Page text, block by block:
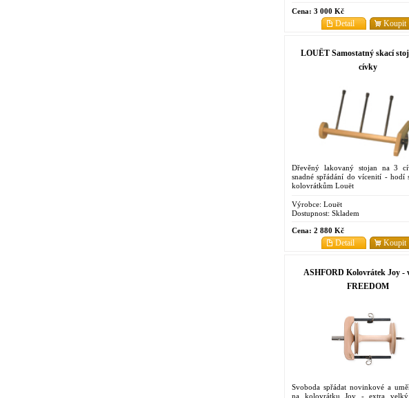
Cena: 3 000 Kč
Koupit
Detail
LOUËT Samostatný skací
cívky
Dřevěný lakovaný stojan na 3
snadné spřádání do vícenití - hodí
kolovrátkům Louët
Výrobce: Louët
Dostupnost: Skladem
Cena: 2 880 Kč
Koupit
Detail
ASHFORD Kolovrátek Joy -
FREEDOM
Svoboda spřádat novinkové a
na kolovrátku Joy - extra velký